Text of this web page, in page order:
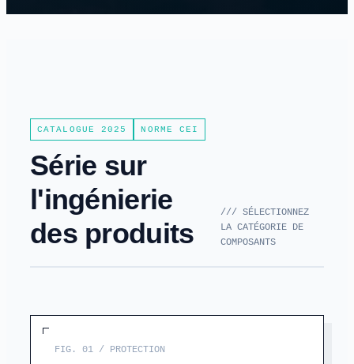
CATALOGUE 2025 NORME CEI
Série sur
l'ingénierie
des produits
/// SÉLECTIONNEZ
LA CATÉGORIE DE
COMPOSANTS
FIG. 01 / PROTECTION